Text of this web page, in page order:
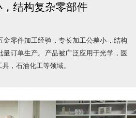
结构复杂零部件
金零件加工经验，专长加工公差小，结构
量订单生产。产品被广泛应用于光学，医
，石油化工等领域。